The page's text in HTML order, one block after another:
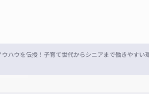
ハウを伝授！子育て世代からシニアまで働きやす